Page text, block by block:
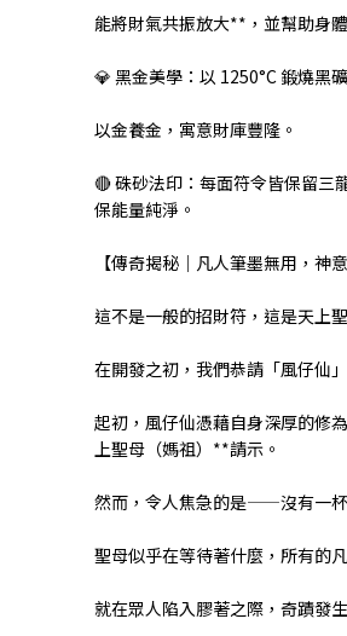
能將財氣共振放大**，並幫助身
💎 黑金美學：以 1250°C 鍛燒黑
以金養金，寓意財庫豐隆。
🔴 硃砂法印：每面符令皆保留三
保能量純淨。
【傳奇揭秘｜凡人筆墨無用，神
這不是一般的招財符，這是天上
在開發之初，我們恭請「風仔仙
起初，風仔仙憑藉自身深厚的修
上聖母（媽祖）**請示。
然而，令人焦急的是——沒有一杯
聖母似乎在等待著什麼，所有的
就在眾人陷入膠著之際，奇蹟發